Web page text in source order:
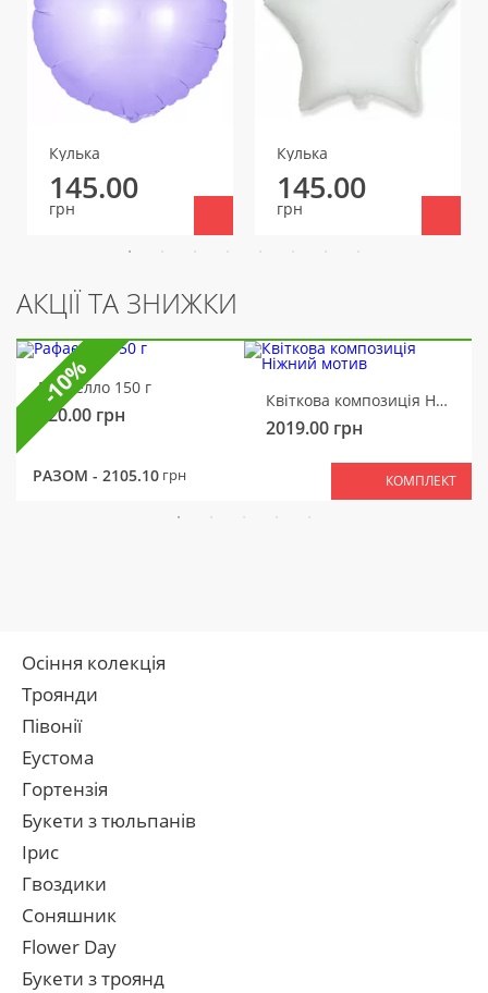
Кулька
145.00
грн
Кулька
145.00
грн
АКЦІЇ ТА ЗНИЖКИ
Рафаелло 150 г
320.00 грн
Квіткова композиція Ніжний мотив
2019.00 грн
РАЗОМ - 2105.10 грн КОМПЛЕКТ
-10%
Осіння колекція
Троянди
Півонії
Еустома
Гортензія
Букети з тюльпанів
Ірис
Гвоздики
Соняшник
Flower Day
Букети з троянд